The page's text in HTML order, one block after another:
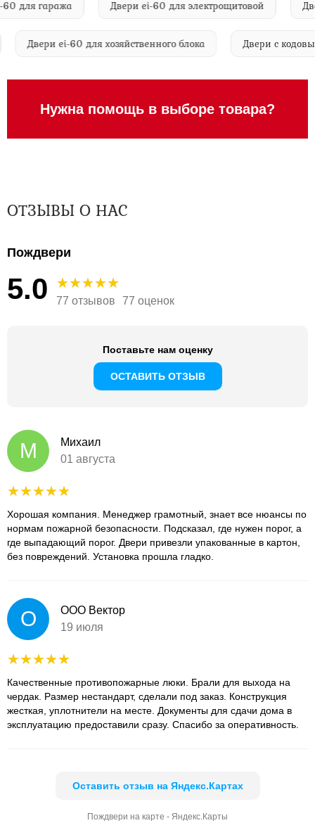
гаража Двери ei-60 для электрощитовой
Двери ei-60 для хозяйственного блока Двери с
Нужна помощь в выборе товара?
ОТЗЫВЫ О НАС
Пождвери
5.0 77 отзывов 77 оценок
Поставьте нам оценку
ОСТАВИТЬ ОТЗЫВ
М
Михаил
01 августа
Хорошая компания. Менеджер грамотный, знает все нюансы по
нормам пожарной безопасности. Подсказал, где нужен порог, а
где выпадающий порог. Двери привезли упакованные в картон,
без повреждений. Установка прошла гладко.
О
ООО Вектор
19 июля
Качественные противопожарные люки. Брали для выхода на
чердак. Размер нестандарт, сделали под заказ. Конструкция
жесткая, уплотнители на месте. Документы для сдачи дома в
эксплуатацию предоставили сразу. Спасибо за оперативность.
Оставить отзыв на Яндекс.Картах
Пождвери на карте - Яндекс.Карты